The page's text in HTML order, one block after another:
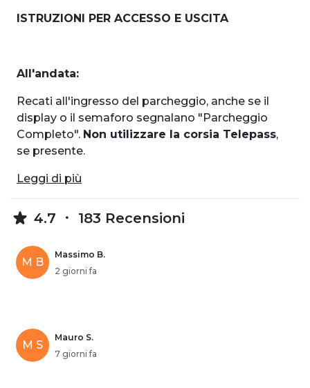
ISTRUZIONI PER ACCESSO E USCITA
All'andata:
Recati all'ingresso del parcheggio, anche se il
display o il semaforo segnalano "Parcheggio
Completo". Non utilizzare la corsia Telepass,
se presente.
Leggi di più
4.7 183 Recensioni
M B
Massimo B.
2 giorni fa
M S
Mauro S.
7 giorni fa